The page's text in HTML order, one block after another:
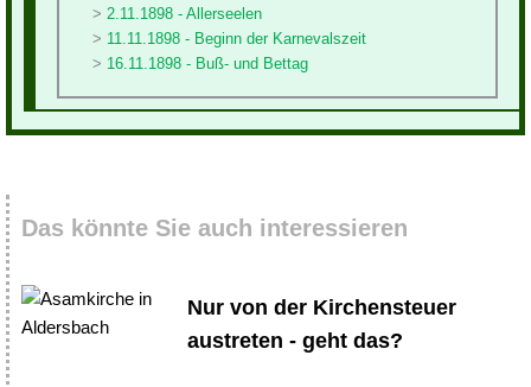
2.11.1898 - Allerseelen
11.11.1898 - Beginn der Karnevalszeit
16.11.1898 - Buß- und Bettag
Das könnte Sie auch interessieren
Nur von der Kirchensteuer
austreten - geht das?